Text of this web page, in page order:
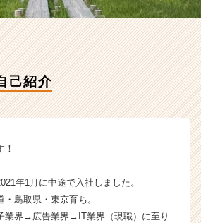
イ
ム
|
ベ
ー・
長
企
業
己紹介
！
年1月に中途で入社しました。
鳥取県・東京育ち。
業界→広告業界→IT業界（現職）に至り